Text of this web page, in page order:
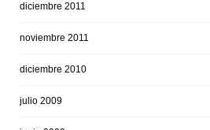
diciembre 2011
noviembre 2011
diciembre 2010
julio 2009